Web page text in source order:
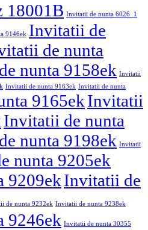
18001B Invitatii de nunta 6026_1
9146ek Invitatii de
de nunta
nunta 9158ek Invitatii
Invitatii de nunta 9163ek Invitatii de nunta
9165ekInvitatii
Invitatii de nunta
nunta 9198ek Invitatii
nunta 9205ek
9209ekInvitatii de
de nunta 9232ek Invitatii de nunta 9238ek
9246ek Invitatii de nunta 30355